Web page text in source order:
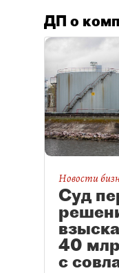
ДП о
Новости
Суд
40
с